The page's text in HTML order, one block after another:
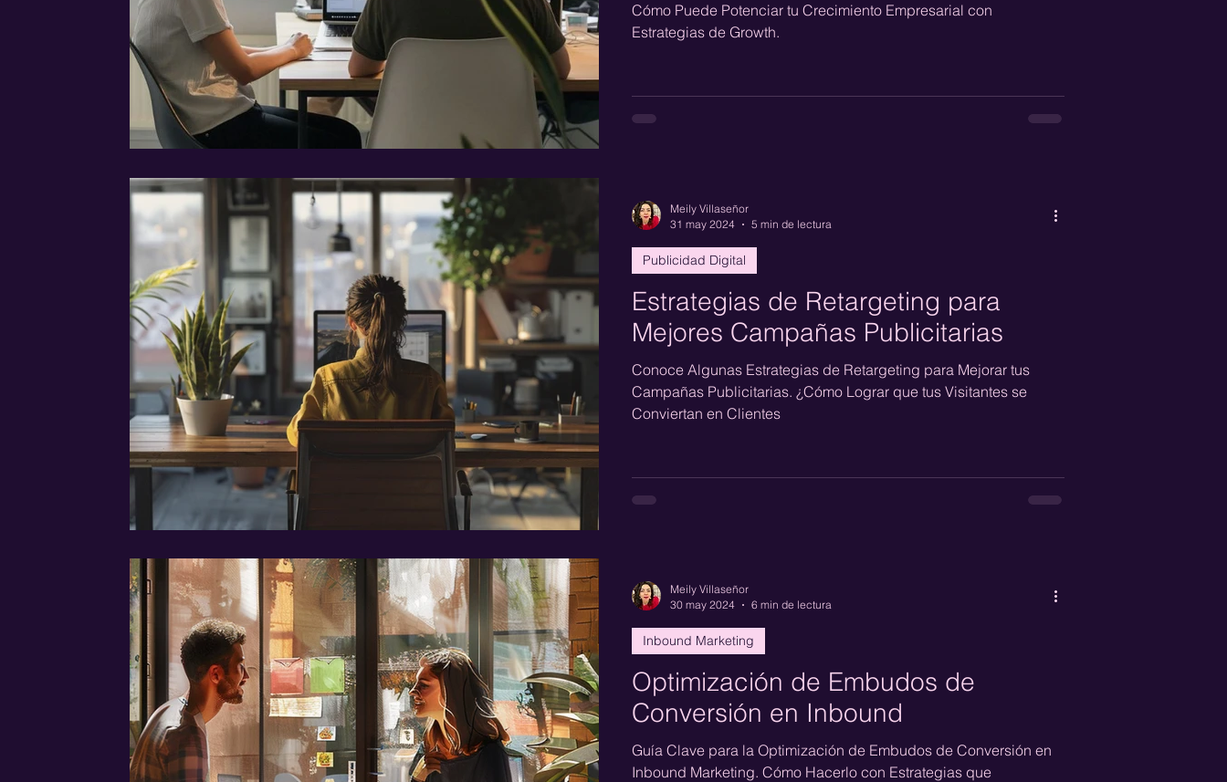
Cómo Puede Potenciar tu Crecimiento Empresarial con
Estrategias de Growth.
Estrategias de Retargeting para
Mejores Campañas Publicitarias
Conoce Algunas Estrategias de Retargeting para Mejorar tus
Campañas Publicitarias. ¿Cómo Lograr que tus Visitantes se
Conviertan en Clientes
Publicidad Digital
Meily Villaseñor
31 may 2024
5 min de lectura
Optimización de Embudos de
Conversión en Inbound
Guía Clave para la Optimización de Embudos de Conversión en
Inbound Marketing. Cómo Hacerlo con Estrategias que
Inbound Marketing
Meily Villaseñor
30 may 2024
6 min de lectura